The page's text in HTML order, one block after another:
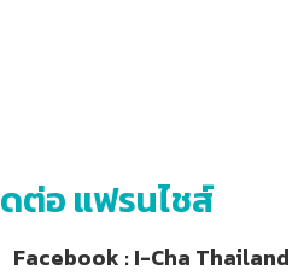
ต่อ แฟรนไชส์
Facebook : I-Cha Thailand